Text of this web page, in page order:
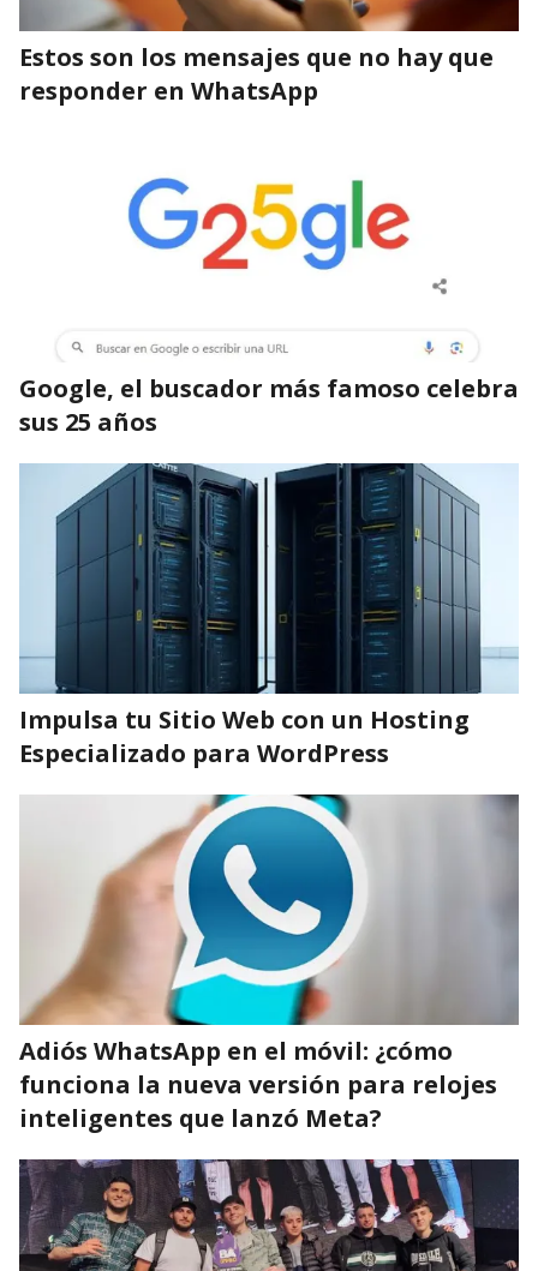
Estos son los mensajes que no hay que
responder en WhatsApp
Google, el buscador más famoso celebra
sus 25 años
Impulsa tu Sitio Web con un Hosting
Especializado para WordPress
Adiós WhatsApp en el móvil: ¿cómo
funciona la nueva versión para relojes
inteligentes que lanzó Meta?